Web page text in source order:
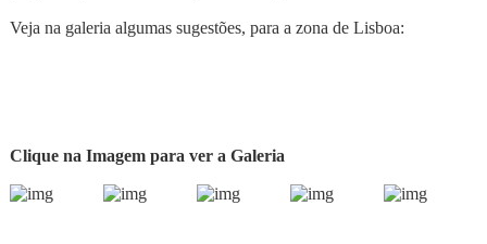
Veja na galeria algumas sugestões, para a zona de Lisboa:
Clique na Imagem para ver a Galeria